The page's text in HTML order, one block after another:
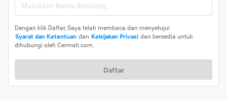
Dengan klik Daftar, Saya telah membaca dan menyetujui
Syarat dan Ketentuan dan Kebijakan Privasi dan bersedia untuk
dihubungi oleh Cermati.com.
Daftar